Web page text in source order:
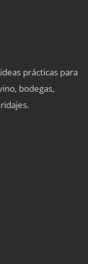
prácticas para
bodegas,